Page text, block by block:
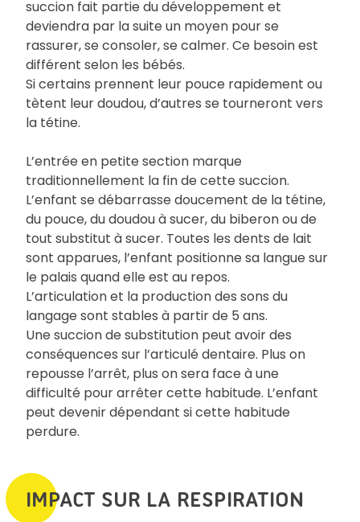
succion fait partie du développement et
deviendra par la suite un moyen pour se
rassurer, se consoler, se calmer. Ce besoin est
différent selon les bébés.
Si certains prennent leur pouce rapidement ou
tètent leur doudou, d’autres se tourneront vers
la tétine.
L’entrée en petite section marque
traditionnellement la fin de cette succion.
L’enfant se débarrasse doucement de la tétine,
du pouce, du doudou à sucer, du biberon ou de
tout substitut à sucer. Toutes les dents de lait
sont apparues, l’enfant positionne sa langue sur
le palais quand elle est au repos.
L’articulation et la production des sons du
langage sont stables à partir de 5 ans.
Une succion de substitution peut avoir des
conséquences sur l’articulé dentaire. Plus on
repousse l’arrêt, plus on sera face à une
difficulté pour arrêter cette habitude. L’enfant
peut devenir dépendant si cette habitude
perdure.
IMPACT SUR LA RESPIRATION